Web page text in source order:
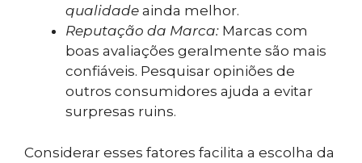
qualidade ainda melhor.
Reputação da Marca: Marcas com
boas avaliações geralmente são mais
confiáveis. Pesquisar opiniões de
outros consumidores ajuda a evitar
surpresas ruins.
Considerar esses fatores facilita a escolha da